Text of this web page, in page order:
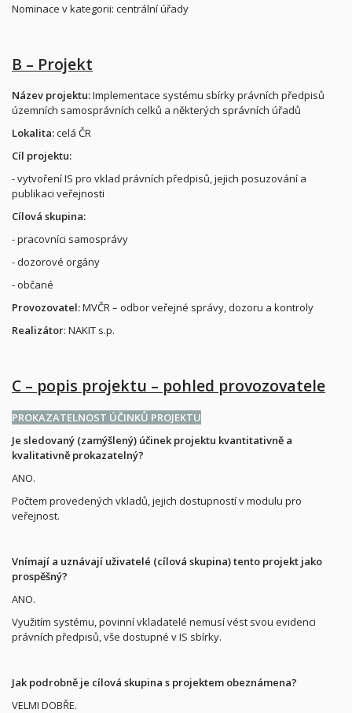
Nominace v kategorii: centrální úřady
B – Projekt
Název projektu:Implementace systému sbírky právních předpisů
územních samosprávních celků a některých správních úřadů
Lokalita:celá ČR
Cíl projektu:
- vytvoření IS pro vklad právních předpisů, jejich posuzování a
publikaci veřejnosti
Cílová skupina:
- pracovníci samosprávy
- dozorové orgány
- občané
Provozovatel:MVČR – odbor veřejné správy, dozoru a kontroly
Realizátor: NAKIT s.p.
C – popis projektu – pohled provozovatele
PROKAZATELNOST ÚČINKŮ PROJEKTU
Je sledovaný (zamýšlený) účinek projektu kvantitativně a
kvalitativně prokazatelný?
ANO.
Počtem provedených vkladů, jejich dostupností v modulu pro
veřejnost.
Vnímají a uznávají uživatelé (cílová skupina) tento projekt jako
prospěšný?
ANO.
Využitím systému, povinní vkladatelé nemusí vést svou evidenci
právních předpisů, vše dostupné v IS sbírky.
Jak podrobně je cílová skupina s projektem obeznámena?
VELMI DOBŘE.